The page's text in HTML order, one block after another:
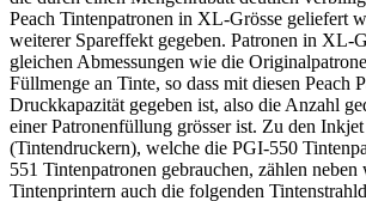
Peach Tintenpatronen in XL-Grösse geliefert
weiterer Spareffekt gegeben. Patronen in XL-
gleichen Abmessungen wie die
Füllmenge an Tinte, so dass mit diesen Peach
Druckkapazität gegeben ist, also die Anzahl
einer Patronenfüllung grösser ist. Zu den
(Tintendruckern), welche die PGI-550
551 Tintenpatronen gebrauchen, zählen neben
Tintenprintern auch die folgenden